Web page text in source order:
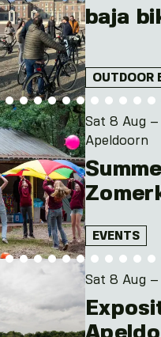
baja
OUTDOOR
Sat 8 Aug –
Apeldoorn
EVENTS
Sat 8 Aug –